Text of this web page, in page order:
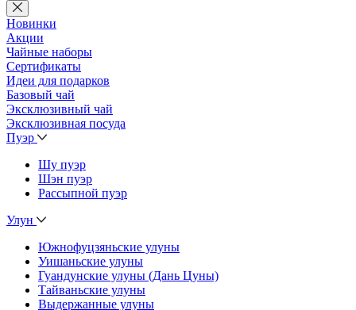
Новинки
Акции
Чайные наборы
Сертификаты
Идеи для подарков
Базовый чай
Эксклюзивный чай
Эксклюзивная посуда
Пуэр
Шу пуэр
Шэн пуэр
Рассыпной пуэр
Улун
Южнофуцзяньские улуны
Уишаньские улуны
Гуандунские улуны (Дань Цуны)
Тайваньские улуны
Выдержанные улуны